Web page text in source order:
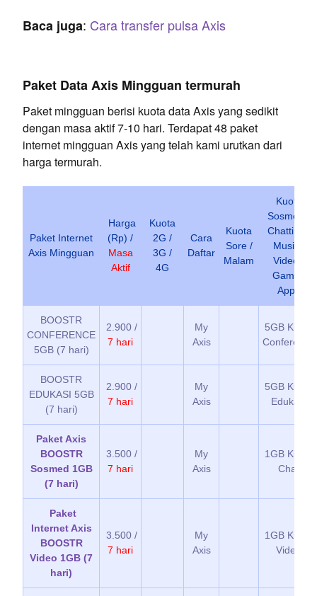
Baca juga: Cara transfer pulsa Axis
Paket Data Axis Mingguan termurah
Paket mingguan berisi kuota data Axis yang sedikit
dengan masa aktif 7-10 hari. Terdapat 48 paket
internet mingguan Axis yang telah kami urutkan dari
harga termurah.
Paket Internet
Axis Mingguan
Harga
(Rp) /
Masa
Aktif
Kuota
2G /
3G /
4G
Cara
Daftar
Kuota
Sore /
Malam
Kuota
Sosmed /
Chatting /
Musik /
Video /
Game /
Apps
BOOSTR
CONFERENCE
5GB (7 hari)
2.900 /
7 hari
My
Axis
5GB Kuota
Conference
BOOSTR
EDUKASI 5GB
(7 hari)
2.900 /
7 hari
My
Axis
5GB Kuota
Edukasi
Paket Axis
BOOSTR
Sosmed 1GB
(7 hari)
3.500 /
7 hari
My
Axis
1GB Kuota
Chat
Paket
Internet Axis
BOOSTR
Video 1GB (7
hari)
3.500 /
7 hari
My
Axis
1GB Kuota
Video